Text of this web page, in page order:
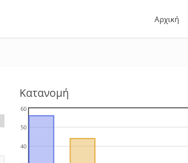
Αρχική
Κατανομή
40
50
60